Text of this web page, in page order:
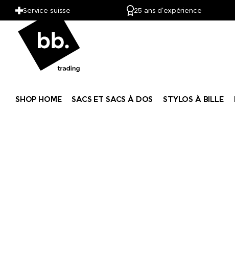
Service suisse 25 ans d'expérience
SHOP HOME SACS ET SACS À DOS STYLOS À BILLE